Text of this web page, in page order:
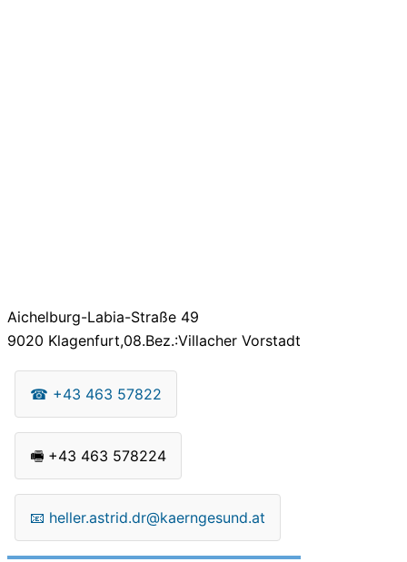
Aichelburg-Labia-Straße 49
9020 Klagenfurt,08.Bez.:Villacher Vorstadt
☎ +43 463 57822
🖷 +43 463 578224
📧 heller.astrid.dr@kaerngesund.at